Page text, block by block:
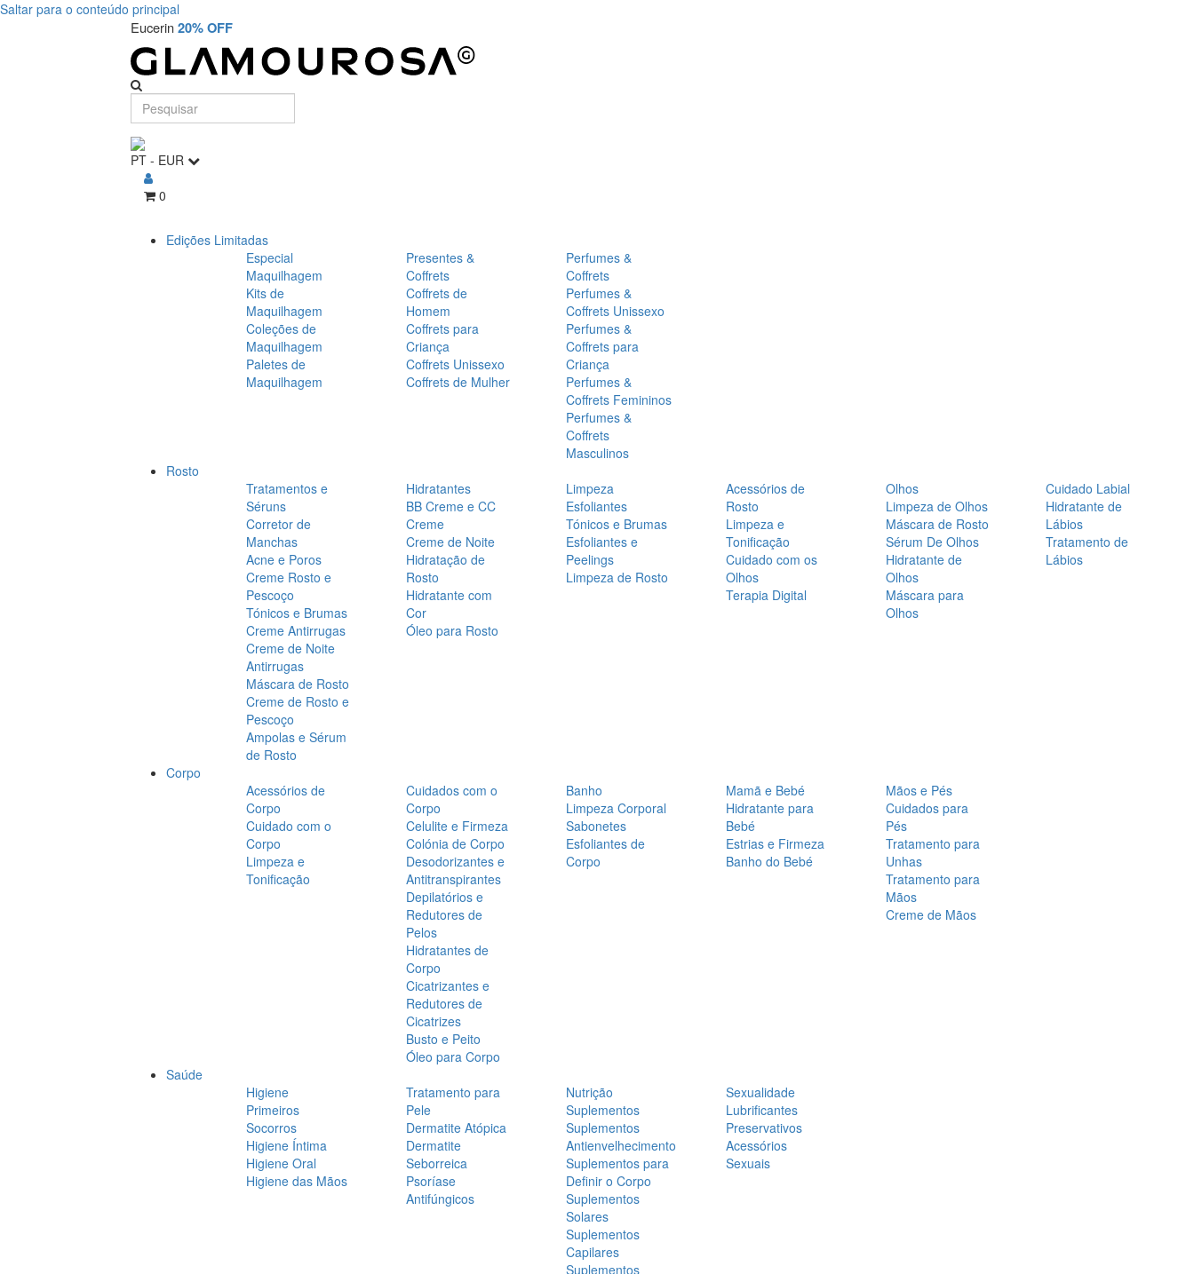
Saltar para o conteúdo principal
Eucerin20% OFF
PT - EUR
0
Edições Limitadas
Especial
Maquilhagem
Kits de
Maquilhagem
Coleções de
Maquilhagem
Paletes de
Maquilhagem
Presentes &
Coffrets
Coffrets de
Homem
Coffrets para
Criança
Coffrets Unissexo
Coffrets de Mulher
Perfumes &
Coffrets
Perfumes &
Coffrets Unissexo
Perfumes &
Coffrets para
Criança
Perfumes &
Coffrets Femininos
Perfumes &
Coffrets
Masculinos
Rosto
Tratamentos e
Séruns
Corretor de
Manchas
Acne e Poros
Creme Rosto e
Pescoço
Tónicos e Brumas
Creme Antirrugas
Creme de Noite
Antirrugas
Máscara de Rosto
Creme de Rosto e
Pescoço
Ampolas e Sérum
de Rosto
Hidratantes
BB Creme e CC
Creme
Creme de Noite
Hidratação de
Rosto
Hidratante com
Cor
Óleo para Rosto
Limpeza
Esfoliantes
Tónicos e Brumas
Esfoliantes e
Peelings
Limpeza de Rosto
Acessórios de
Rosto
Limpeza e
Tonificação
Cuidado com os
Olhos
Terapia Digital
Olhos
Limpeza de Olhos
Máscara de Rosto
Sérum De Olhos
Hidratante de
Olhos
Máscara para
Olhos
Cuidado Labial
Hidratante de
Lábios
Tratamento de
Lábios
Corpo
Acessórios de
Corpo
Cuidado com o
Corpo
Limpeza e
Tonificação
Cuidados com o
Corpo
Celulite e Firmeza
Colónia de Corpo
Desodorizantes e
Antitranspirantes
Depilatórios e
Redutores de
Pelos
Hidratantes de
Corpo
Cicatrizantes e
Redutores de
Cicatrizes
Busto e Peito
Óleo para Corpo
Banho
Limpeza Corporal
Sabonetes
Esfoliantes de
Corpo
Mamã e Bebé
Hidratante para
Bebé
Estrias e Firmeza
Banho do Bebé
Mãos e Pés
Cuidados para
Pés
Tratamento para
Unhas
Tratamento para
Mãos
Creme de Mãos
Saúde
Higiene
Primeiros
Socorros
Higiene Íntima
Higiene Oral
Higiene das Mãos
Tratamento para
Pele
Dermatite Atópica
Dermatite
Seborreica
Psoríase
Antifúngicos
Nutrição
Suplementos
Suplementos
Antienvelhecimento
Suplementos para
Definir o Corpo
Suplementos
Solares
Suplementos
Capilares
Suplementos
Sexualidade
Lubrificantes
Preservativos
Acessórios
Sexuais